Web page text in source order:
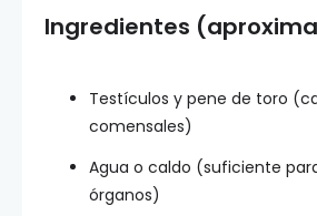
Ingredientes
Testículos y pene de toro
comensales)
Agua o caldo (suficiente
órganos)